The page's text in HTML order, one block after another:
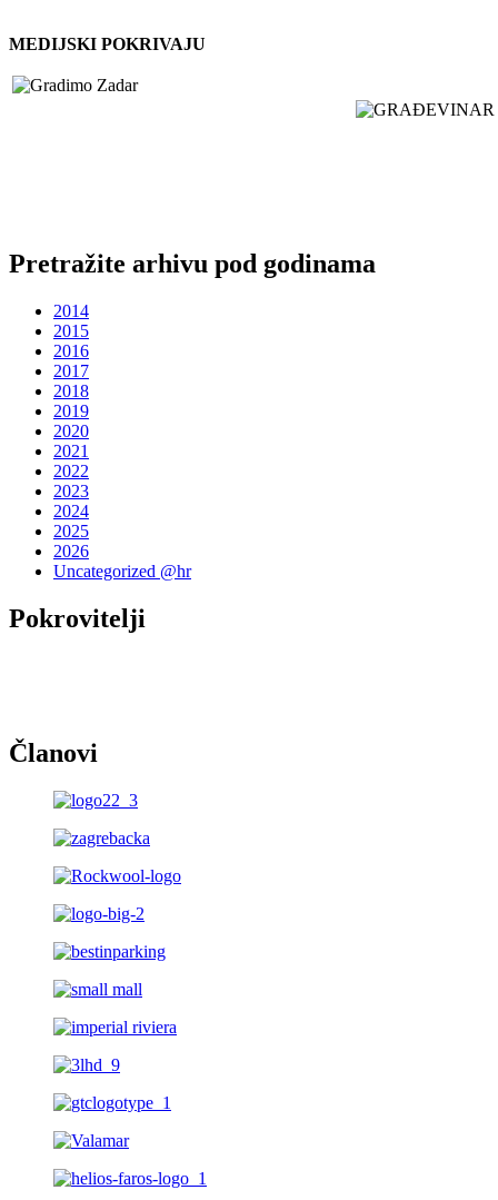
MEDIJSKI POKRIVAJU
Pretražite arhivu pod godinama
2014
2015
2016
2017
2018
2019
2020
2021
2022
2023
2024
2025
2026
Uncategorized @hr
Pokrovitelji
Članovi